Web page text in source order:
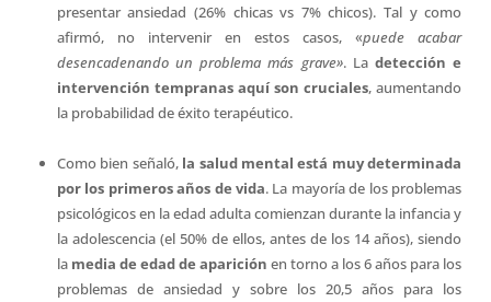
presentar ansiedad (26% chicas vs 7% chicos). Tal y como
afirmó, no intervenir en estos casos, «puede acabar
desencadenando un problema más grave». Ladetección e
intervención tempranas aquí son cruciales, aumentando
la probabilidad de éxito terapéutico.
Como bien señaló, la salud mental está muy determinada
por los primeros años de vida. La mayoría de los problemas
psicológicos en la edad adulta comienzan durante la infancia y
la adolescencia (el 50% de ellos, antes de los 14 años), siendo
la media de edad de aparición en torno a los 6 años para los
problemas de ansiedad y sobre los 20,5 años para los